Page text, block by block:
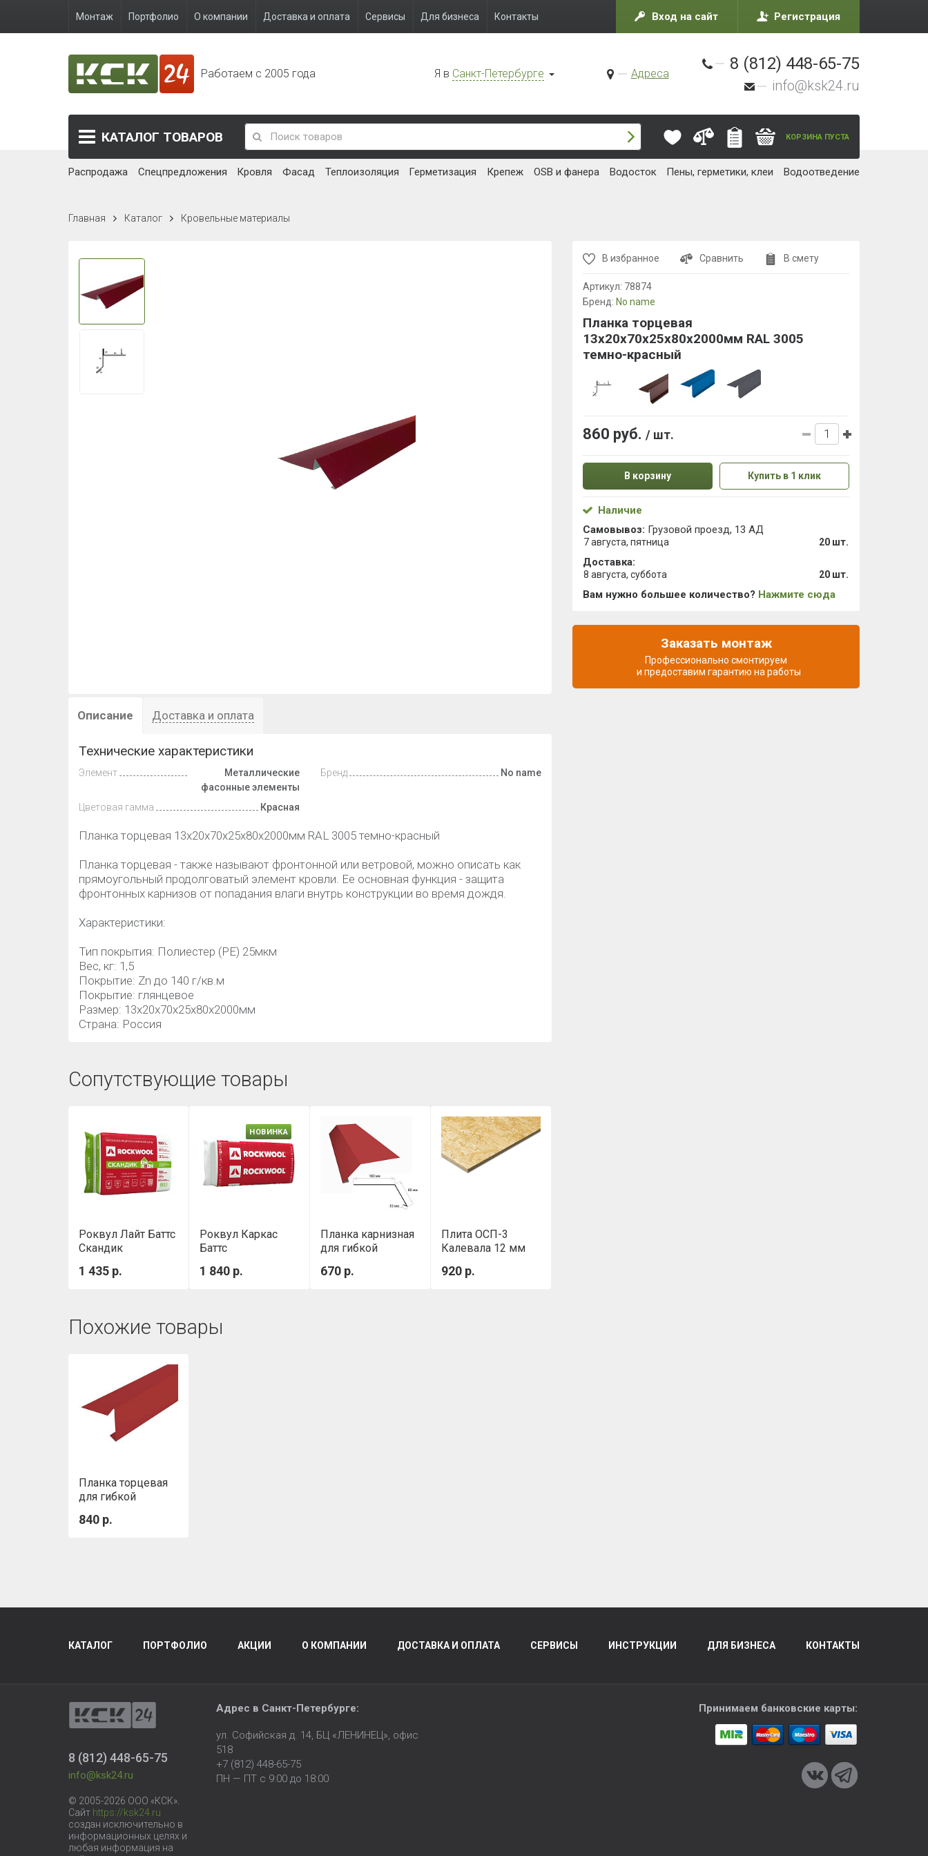
Монтаж Портфолио О компании Доставка и оплата Сервисы Для бизнеса Контакты Вход на сайт Регистрация
Работаем с 2005 года Я в Санкт-Петербурге Адреса
8 (812) 448-65-75
info@ksk24.ru
КАТАЛОГ ТОВАРОВ КОРЗИНА ПУСТА
Распродажа Спецпредложения Кровля Фасад Теплоизоляция Герметизация Крепеж OSB и фанера Водосток Пены, герметики, клеи Водоотведение
Главная Каталог Кровельные материалы
Описание Доставка и оплата
Технические характеристики
Элемент
Металлические
фасонные элементы
Цветовая гамма
Красная
Бренд No name
Планка торцевая 13x20x70x25x80х2000мм RAL 3005 темно-красный
Планка торцевая - также называют фронтонной или ветровой, можно описать как
прямоугольный продолговатый элемент кровли. Ее основная функция - защита
фронтонных карнизов от попадания влаги внутрь конструкции во время дождя.
Характеристики:
Тип покрытия: Полиестер (РЕ) 25мкм
Вес, кг: 1,5
Покрытие: Zn до 140 г/кв.м
Покрытие: глянцевое
Размер: 13x20x70x25x80х2000мм
Страна: Россия
Сопутствующие товары
Роквул Лайт Баттс
Скандик
0,288м3/уп
1 435 р.
НОВИНКА
Роквул Каркас
Баттс
1 840 р.
Планка карнизная
для гибкой
RAL 3011)
670 р.
Плита ОСП-3
Калевала 12 мм
(1250x2500x12мм)
920 р.
Похожие товары
Планка торцевая
для гибкой
SHINGLAS (красная
840 р.
В избранное Сравнить В смету
Артикул: 78874
Бренд: No name
Планка торцевая
13x20x70x25x80х2000мм RAL 3005
темно-красный
860 руб. / шт.
В корзину Купить в 1 клик
Наличие
Самовывоз: Грузовой проезд, 13 АД
7 августа, пятница 20 шт.
Доставка:
8 августа, суббота 20 шт.
Вам нужно большее количество? Нажмите сюда
Заказать монтаж
Профессионально смонтируем
и предоставим гарантию на работы
КАТАЛОГ ПОРТФОЛИО АКЦИИ О КОМПАНИИ ДОСТАВКА И ОПЛАТА СЕРВИСЫ ИНСТРУКЦИИ ДЛЯ БИЗНЕСА КОНТАКТЫ
8 (812) 448-65-75
info@ksk24.ru
© 2005-2026 ООО «КСК».
Сайт https://ksk24.ru
создан исключительно в
информационных целях и
любая информация на
Адрес в Санкт-Петербурге:
ул. Софийская д. 14, БЦ «ЛЕНИНЕЦ», офис
518
+7 (812) 448-65-75
ПН — ПТ с 9:00 до 18:00
Принимаем банковские карты: